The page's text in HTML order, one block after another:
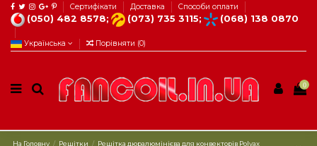
Сертифікати Доставка Способи оплати
(050) 482 8578; (073) 735 3115; (068) 138 0870
Українська Порівняти (0)
0
На Головну Решітки
Решітка дюралюмінієва для конвекторів Polvax